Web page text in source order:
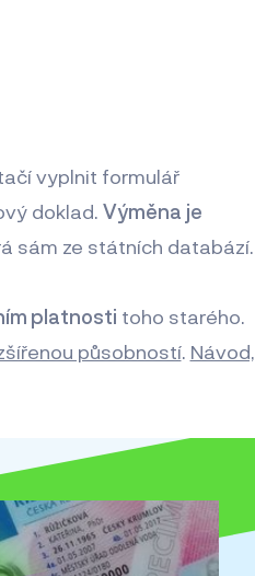
vyplnit formulář
doklad. Výměna je
sám ze státních databází.
platnosti toho starého.
působností. Návod,